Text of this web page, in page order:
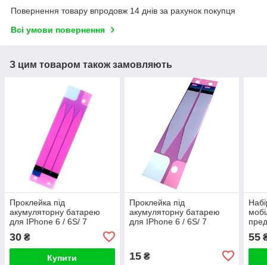
Повернення товару впродовж 14 днів за рахунок покупця
Всі умови повернення
З цим товаром також замовляють
Проклейка під
акумуляторну батарею
для IPhone 6 / 6S/ 7
30 ₴
Купити
Проклейка під
акумуляторну батарею
для IPhone 6 / 6S/ 7
15₴
55